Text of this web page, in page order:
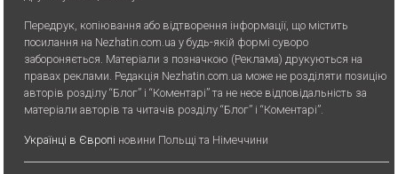
Передрук, копiювання або вiдтворення iнформацiї, що мiстить
посилання на Nezhatin.com.ua у будь-якiй формi суворо
забороняється. Матеріали з позначкою (Реклама) друкуються на
правах реклами. Редакція Nezhatin.com.ua може не розділяти позицію
авторів розділу “Блог” і “Коментарі” та не несе відповідальність за
матеріали авторів та читачів розділу “Блог” і “Коментарі”.
Українці в Європі новини Польщі та Німеччини